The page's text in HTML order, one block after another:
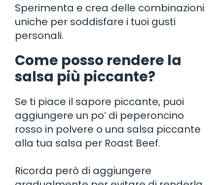
Sperimenta e crea delle combinazioni
uniche per soddisfare i tuoi gusti
personali.
Come posso rendere la
salsa più piccante?
Se ti piace il sapore piccante, puoi
aggiungere un po’ di peperoncino
rosso in polvere o una salsa piccante
alla tua salsa per Roast Beef.
Ricorda però di aggiungere